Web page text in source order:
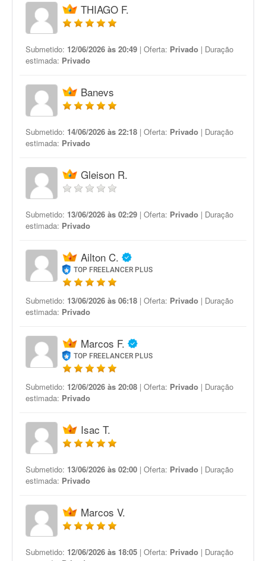
THIAGO F.
Submetido: 12/06/2026 às 20:49 | Oferta: Privado | Duração
estimada: Privado
Banevs
Submetido: 14/06/2026 às 22:18 | Oferta: Privado | Duração
estimada: Privado
Gleison R.
Submetido: 13/06/2026 às 02:29 | Oferta: Privado | Duração
estimada: Privado
Ailton C.
TOP FREELANCER PLUS
Submetido: 13/06/2026 às 06:18 | Oferta: Privado | Duração
estimada: Privado
Marcos F.
TOP FREELANCER PLUS
Submetido: 12/06/2026 às 20:08 | Oferta: Privado | Duração
estimada: Privado
Isac T.
Submetido: 13/06/2026 às 02:00 | Oferta: Privado | Duração
estimada: Privado
Marcos V.
Submetido: 12/06/2026 às 18:05 | Oferta: Privado | Duração